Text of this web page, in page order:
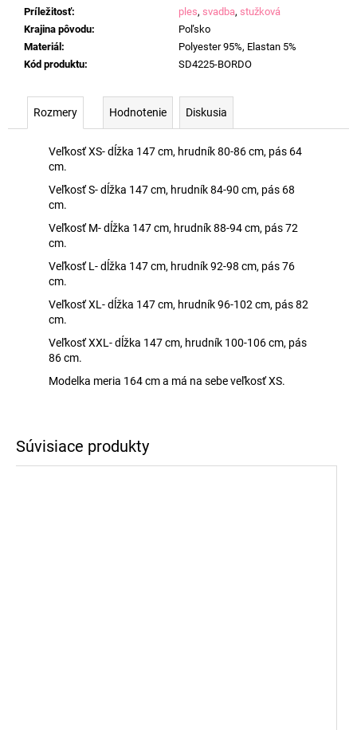
Príležitosť: ples, svadba, stužková
Krajina pôvodu:
Poľsko
Materiál :
Polyester 95%, Elastan 5%
Kód produktu: SD4225-BORDO
Rozmery Hodnotenie Diskusia
Veľkosť XS- dĺžka 147 cm, hrudník 80-86 cm, pás 64
cm.
Veľkosť S- dĺžka 147 cm, hrudník 84-90 cm, pás 68
cm.
Veľkosť M- dĺžka 147 cm, hrudník 88-94 cm, pás 72
cm.
Veľkosť L- dĺžka 147 cm, hrudník 92-98 cm, pás 76
cm.
Veľkosť XL- dĺžka 147 cm, hrudník 96-102 cm, pás 82
cm.
Veľkosť XXL- dĺžka 147 cm, hrudník 100-106 cm, pás
86 cm.
Modelka meria 164 cm a má na sebe veľkosť XS.